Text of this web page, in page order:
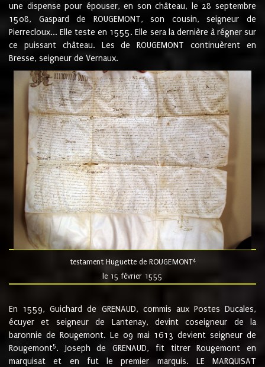
une dispense pour épouser, en son château, le 28 septembre
1508, Gaspard de ROUGEMONT, son cousin, seigneur de
Pierrecloux... Elle teste en 1555. Elle sera la dernière à régner sur
ce puissant château. Les de ROUGEMONT continuèrent en
Bresse, seigneur de Vernaux.
testament Huguette de ROUGEMONT4
le 15 février 1555
En 1559, Guichard de GRENAUD, commis aux Postes Ducales,
écuyer et seigneur de Lantenay, devint coseigneur de la
baronnie de Rougemont. Le 09 mai 1613 devient seigneur de
Rougemont5. Joseph de GRENAUD, fit titrer Rougemont en
marquisat et en fut le premier marquis. LE MARQUISAT